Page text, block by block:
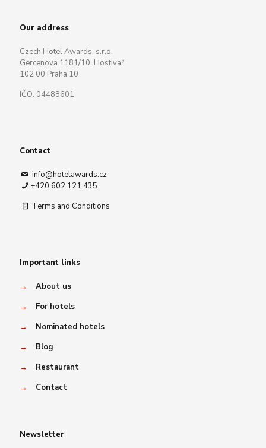
Our address
Czech Hotel Awards, s.r.o.
Gercenova 1181/10, Hostivař
102 00 Praha 10
IČO: 04488601
Contact
info@hotelawards.cz
+420 602 121 435
Terms and Conditions
Important links
→
About us
→
For hotels
→
Nominated hotels
→
Blog
→
Restaurant
→
Contact
Newsletter